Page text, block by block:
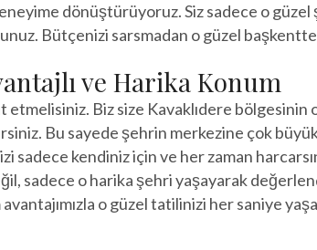
dönüştürüyoruz. Siz sadece o güzel
Bütçenizi sarsmadan o güzel
ve Harika Konum
Biz size Kavaklıdere
Bu sayede şehrin merkezine çok
sadece kendiniz için ve her zaman
sadece o harika şehri yaşayarak
o güzel tatilinizi her saniye